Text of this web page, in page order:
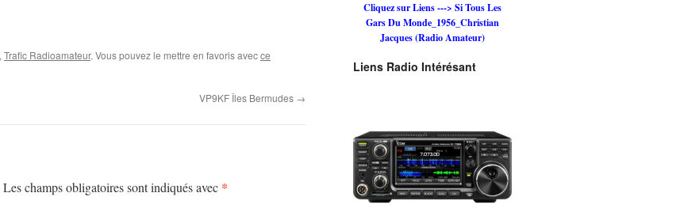
, Trafic Radioamateur. Vous pouvez le mettre en favoris avecce
VP9KF Îles Bermudes →
Les champs obligatoires sont indiqués avec *
Cliquez sur Liens ---> Si Tous Les
Gars Du Monde_1956_Christian
Jacques (Radio Amateur)
Liens Radio Intérésant